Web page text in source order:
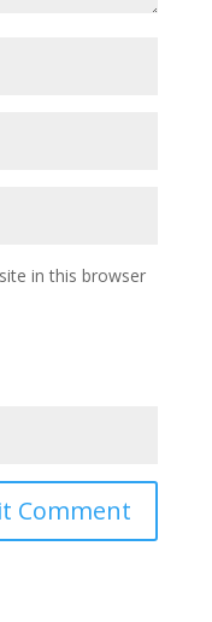
in this browser